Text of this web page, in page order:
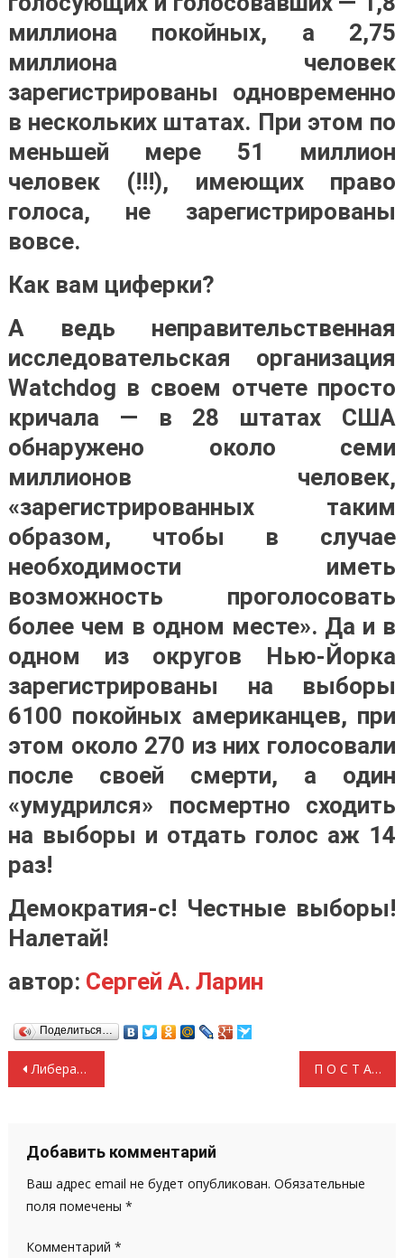
миллиона покойных, а 2,75
миллиона человек
зарегистрированы одновременно
в нескольких штатах. При этом по
меньшей мере 51 миллион
человек (!!!), имеющих право
голоса, не зарегистрированы
вовсе.
Как вам циферки?
А ведь неправительственная
исследовательская организация
Watchdog в своем отчете просто
кричала — в 28 штатах США
обнаружено около семи
миллионов человек,
«зарегистрированных таким
образом, чтобы в случае
необходимости иметь
возможность проголосовать
более чем в одном месте». Да и в
одном из округов Нью-Йорка
зарегистрированы на выборы
6100 покойных американцев, при
этом около 270 из них голосовали
после своей смерти, а один
«умудрился» посмертно сходить
на выборы и отдать голос аж 14
раз!
Демократия-с! Честные выборы!
Налетай!
автор: Сергей А. Ларин
Поделиться…
Навигация
записям
Либералам на заметку или выборы в США — худшие на планете П О С Т А Н О В Л Е Н И Е Президиума ЦК КПРФ «О 145-летии со дня рождения В.И.Ленина»
Добавить комментарий
Ваш адрес email не будет опубликован. Обязательные
поля помечены *
Комментарий *